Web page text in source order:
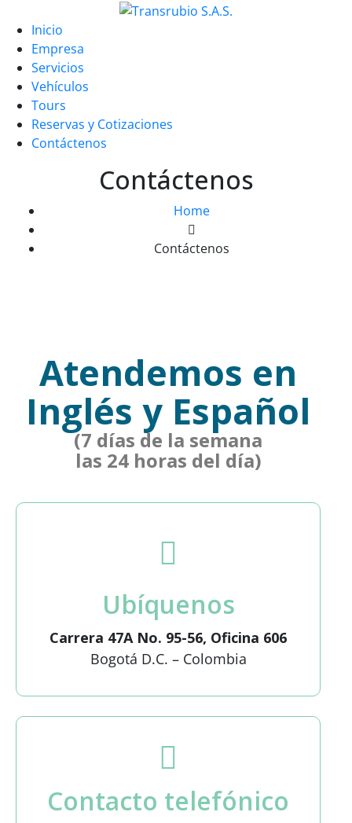
Inicio
Empresa
Servicios
Vehículos
Tours
Reservas y Cotizaciones
Contáctenos
Contáctenos
Home
Contáctenos
Atendemos en
Inglés y Español
(7 días de la semana
las 24 horas del día)
Ubíquenos
Carrera 47A No. 95-56, Oficina 606
Bogotá D.C. – Colombia
Contacto telefónico